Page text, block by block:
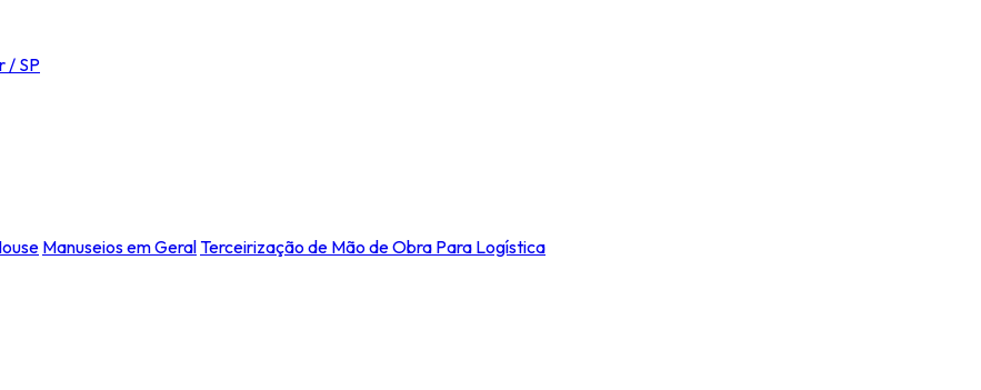
/ SP
Manuseios em GeralTerceirização de Mão de Obra Para Logística